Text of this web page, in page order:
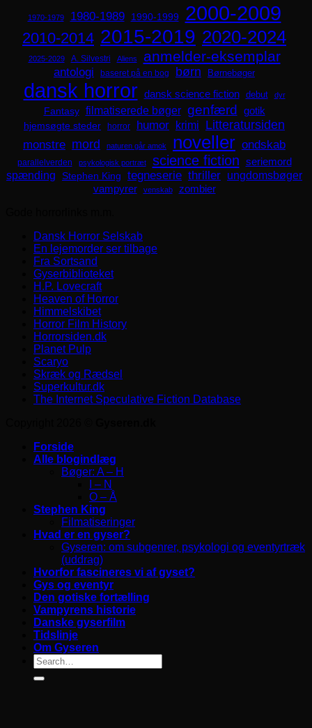
1970-1979 1980-1989 1990-1999 2000-2009
2010-2014 2015-2019 2020-2024
2025-2029 A. Silvestri Aliens anmelder-eksemplar
antologi baseret på en bog børn Børnebøger
dansk horror dansk science fiction debut dyr
Fantasy filmatiserede bøger genfærd
gotik
hjemsøgte steder
horror humor krimi Litteratursiden
monstre mord naturen går amok noveller ondskab
parallelverden psykologisk portræt science fiction seriemord
spænding Stephen King tegneserie thriller ungdomsbøger
vampyrer venskab
zombier
Dansk Horror Selskab
En lejemorder ser tilbage
Fra Sortsand
Gyserbiblioteket
H.P. Lovecraft
Heaven of Horror
Himmelskibet
Horror Film History
Horrorsiden.dk
Planet Pulp
Scaryo
Skræk og Rædsel
Superkultur.dk
The Internet Speculative Fiction Database
Forside
Alle blogindlæg
Bøger: A – H
I – N
O – Å
Stephen King
Filmatiseringer
Hvad er en gyser?
Gyseren: om subgenrer, psykologi og eventyrtræk
(uddrag)
Hvorfor fascineres vi af gyset?
Gys og eventyr
Den gotiske fortælling
Vampyrens historie
Danske gyserfilm
Tidslinje
Om Gyseren